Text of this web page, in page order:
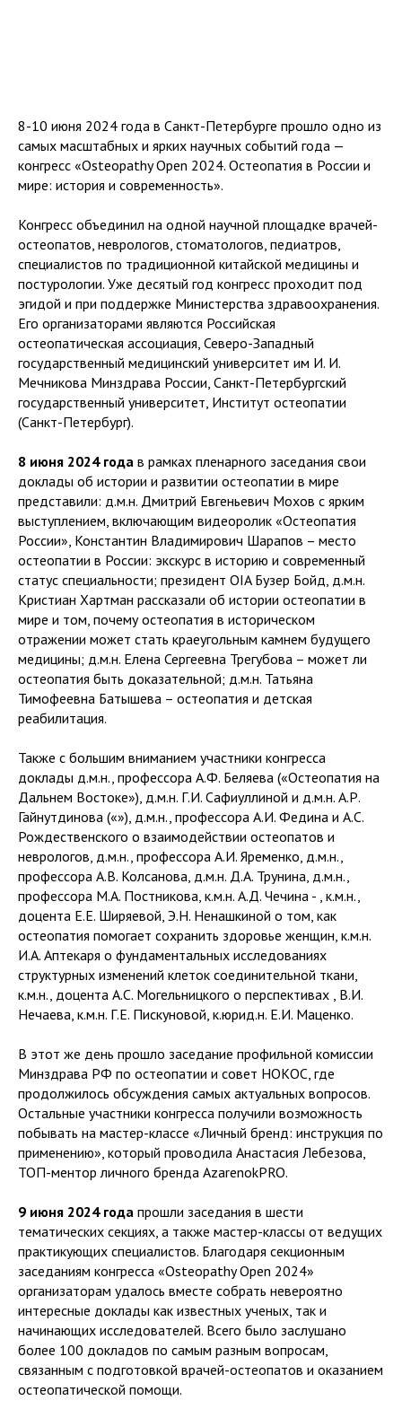
8-10 июня 2024 года в Санкт-Петербурге прошло одно из
самых масштабных и ярких научных событий года —
конгресс «Osteopathy Open 2024. Остеопатия в России и
мире: история и современность».
Конгресс объединил на одной научной площадке врачей-
остеопатов, неврологов, стоматологов, педиатров,
специалистов по традиционной китайской медицины и
постурологии. Уже десятый год конгресс проходит под
эгидой и при поддержке Министерства здравоохранения.
Его организаторами являются Российская
остеопатическая ассоциация, Северо-Западный
государственный медицинский университет им И. И.
Мечникова Минздрава России, Санкт-Петербургский
государственный университет, Институт остеопатии
(Санкт-Петербург).
8 июня 2024 года в рамках пленарного заседания свои
доклады об истории и развитии остеопатии в мире
представили: д.м.н. Дмитрий Евгеньевич Мохов с ярким
выступлением, включающим видеоролик «Остеопатия
России», Константин Владимирович Шарапов – место
остеопатии в России: экскурс в историю и современный
статус специальности; президент OIA Бузер Бойд, д.м.н.
Кристиан Хартман рассказали об истории остеопатии в
мире и том, почему остеопатия в историческом
отражении может стать краеугольным камнем будущего
медицины; д.м.н. Елена Сергеевна Трегубова – может ли
остеопатия быть доказательной; д.м.н. Татьяна
Тимофеевна Батышева – остеопатия и детская
реабилитация.
Также с большим вниманием участники конгресса
доклады д.м.н., профессора А.Ф. Беляева («Остеопатия на
Дальнем Востоке»), д.м.н. Г.И. Сафиуллиной и д.м.н. А.Р.
Гайнутдинова («»), д.м.н., профессора А.И. Федина и А.С.
Рождественского о взаимодействии остеопатов и
неврологов, д.м.н., профессора А.И. Яременко, д.м.н.,
профессора А.В. Колсанова, д.м.н. Д.А. Трунина, д.м.н.,
профессора М.А. Постникова, к.м.н. А.Д. Чечина - , к.м.н.,
доцента Е.Е. Ширяевой, Э.Н. Ненашкиной о том, как
остеопатия помогает сохранить здоровье женщин, к.м.н.
И.А. Аптекаря о фундаментальных исследованиях
структурных изменений клеток соединительной ткани,
к.м.н., доцента А.С. Могельницкого о перспективах , В.И.
Нечаева, к.м.н. Г.Е. Пискуновой, к.юрид.н. Е.И. Маценко.
В этот же день прошло заседание профильной комиссии
Минздрава РФ по остеопатии и совет НОКОС, где
продолжилось обсуждения самых актуальных вопросов.
Остальные участники конгресса получили возможность
побывать на мастер-классе «Личный бренд: инструкция по
применению», который проводила Анастасия Лебезова,
ТОП-ментор личного бренда AzarenokPRO.
9 июня 2024 года прошли заседания в шести
тематических секциях, а также мастер-классы от ведущих
практикующих специалистов. Благодаря секционным
заседаниям конгресса «Osteopathy Open 2024»
организаторам удалось вместе собрать невероятно
интересные доклады как известных ученых, так и
начинающих исследователей. Всего было заслушано
более 100 докладов по самым разным вопросам,
связанным с подготовкой врачей-остеопатов и оказанием
остеопатической помощи.